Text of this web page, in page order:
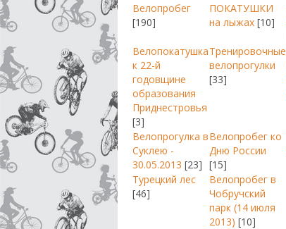
Велопробег
[190]
ПОКАТУШКИ
на лыжах [10]
Велопокатушка
к 22-й
годовщине
образования
Приднестровья
[3]
Тренировочные
велопрогулки
[33]
Велопрогулка в
Суклею -
30.05.2013 [23]
Велопробег ко
Дню России
[15]
Турецкий лес
[46]
Велопробег в
Чобручский
парк (14 июля
2013) [10]